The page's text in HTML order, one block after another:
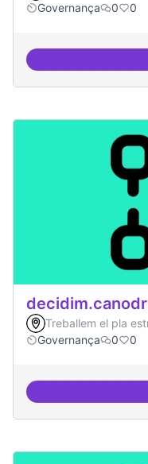
Governança
0 0
Treballem el pla
Governança
0 0